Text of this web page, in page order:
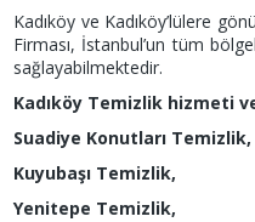
Kadıköy ve Kadıköy’lülere
Firması, İstanbul’un tüm
sağlayabilmektedir.
Kadıköy Temizlik hizmeti
Suadiye Konutları Temizlik,
Kuyubaşı Temizlik,
Yenitepe Temizlik,